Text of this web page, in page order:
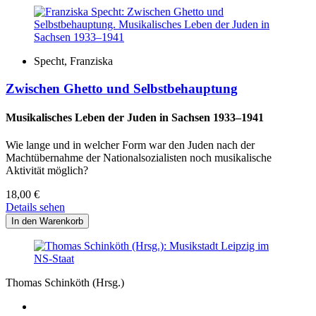
Specht, Franziska
Zwischen Ghetto und Selbstbehauptung
Musikalisches Leben der Juden in Sachsen 1933–1941
Wie lange und in welcher Form war den Juden nach der
Machtübernahme der Nationalsozialisten noch musikalische
Aktivität möglich?
18,00 €
Details sehen
Thomas Schinköth (Hrsg.)